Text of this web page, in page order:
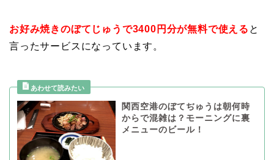
お好み焼きのぼてじゅうで3400円分が無料で使える と
言ったサービスになっています。
関西空港のぼてぢゅうは朝何時
からで混雑は？モーニングに裏
メニューのビール！